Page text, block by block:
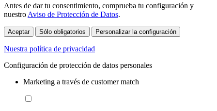
Antes de dar tu consentimiento, comprueba tu configuración y
nuestroAviso de Protección de Datos.
Aceptar Sólo obligatorios Personalizar la configuración
Nuestra política de privacidad
Configuración de protección de datos personales
Marketing a través de customer match